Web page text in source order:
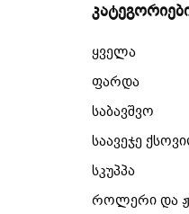
ყველა
ფარდა
საბავშვო
საავეჯე
სკუპპა
როლერი და